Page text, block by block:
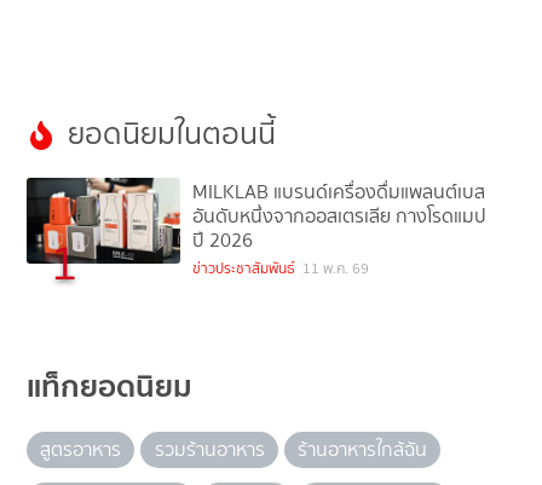
ยอดนิยมในตอนนี้
1
MILKLAB แบรนด์เครื่องดื่มแพลนต์เบส
อันดับหนึ่งจากออสเตรเลีย กางโรดแมป
ปี 2026
ข่าวประชาสัมพันธ์ 11 พ.ค. 69
แท็กยอดนิยม
สูตรอาหาร รวมร้านอาหาร
ร้านอาหารใกล้ฉัน